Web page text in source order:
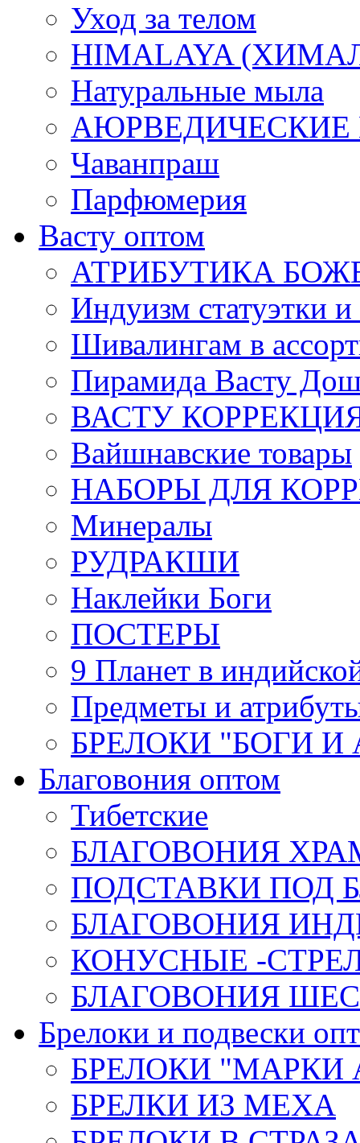
Уход за телом
HIMALAYA
Натуральные мыла
Чаванпраш
Парфюмерия
Васту оптом
АТРИБУТИКА
Индуизм статуэтки
Шивалингам в
Пирамида Васту
ВАСТУ
Вайшнавские товары
НАБОРЫ ДЛЯ
Минералы
РУДРАКШИ
Наклейки Боги
ПОСТЕРЫ
9 Планет в
Предметы и
БРЕЛОКИ "БОГИ И
Благовония оптом
Тибетские
БЛАГОВОНИЯ
ПОДСТАВКИ ПОД
БЛАГОВОНИЯ
КОНУСНЫЕ -
БЛАГОВОНИЯ
Брелоки и подвески
БРЕЛОКИ "МАРКИ
БРЕЛКИ ИЗ МЕХА